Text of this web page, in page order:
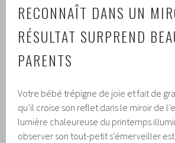
RECONNAÎT DANS UN
RÉSULTAT SURPREND
PARENTS
Votre bébé trépigne de joie et fait de
qu’il croise son reflet dans le miroir de
lumière chaleureuse du printemps
observer son tout-petit s’émerveiller